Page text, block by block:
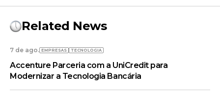
Related News
7 de ago. EMPRESAS TECNOLOGIA
Accenture Parceria com a UniCredit para
Modernizar a Tecnologia Bancária